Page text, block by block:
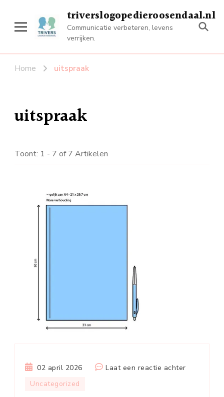
triverslogopedieroosendaal.nl
Communicatie verbeteren, levens
verrijken.
Home uitspraak
uitspraak
Toont: 1 - 7 of 7 Artikelen
02 april 2026 Laat een reactie achterop
Uncategorized